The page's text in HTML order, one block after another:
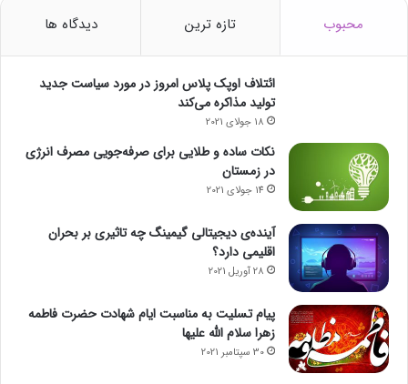
محبوب تازه ترین دیدگاه ها
ائتلاف اوپک پلاس امروز در مورد سیاست جدید
تولید مذاکره می‌کند
18 جولای 2021
نکات ساده و طلایی برای صرفه‌جویی مصرف انرژی
در زمستان
14 جولای 2021
آینده‌ی دیجیتالی گیمینگ چه تاثیری بر بحران
اقلیمی دارد؟
28 آوریل 2021
پیام تسلیت به مناسبت ایام شهادت حضرت فاطمه
زهرا سلام الله علیها
30 سپتامبر 2021